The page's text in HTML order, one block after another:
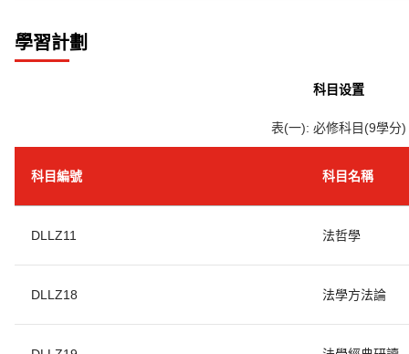
學習計劃
科目设置
表(一): 必修科目(9學分)
科目編號 科目名稱
DLLZ11 法哲學
DLLZ18 法學方法論